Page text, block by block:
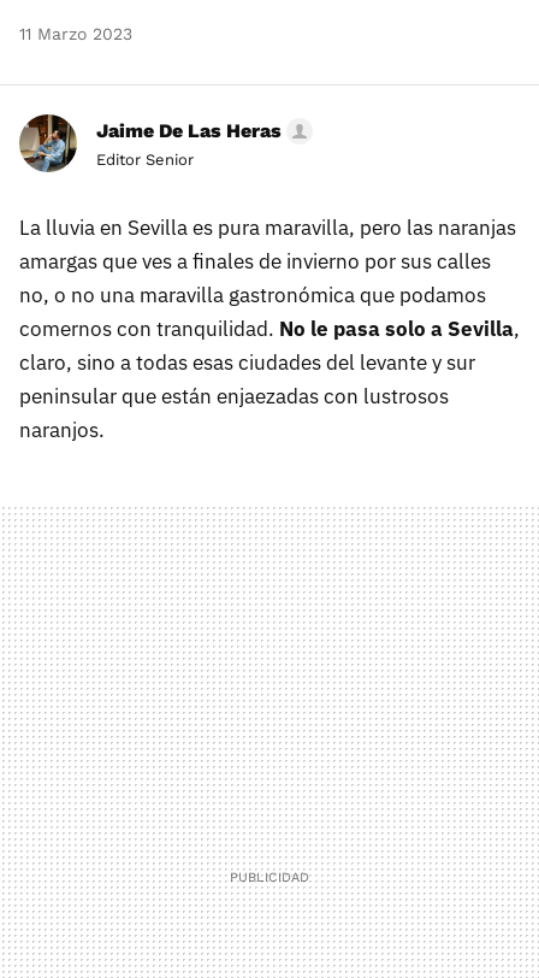
11 Marzo 2023
Jaime De Las Heras
Editor Senior
La lluvia en Sevilla es pura maravilla, pero las naranjas
amargas que ves a finales de invierno por sus calles
no, o no una maravilla gastronómica que podamos
comernos con tranquilidad. No le pasa solo a Sevilla,
claro, sino a todas esas ciudades del levante y sur
peninsular que están enjaezadas con lustrosos
naranjos.